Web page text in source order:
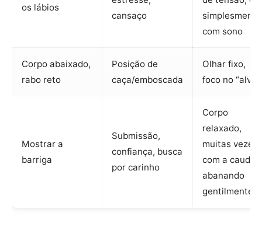
os lábios
cansaço
simplesmente
com sono
Corpo abaixado,
rabo reto
Posição de
caça/emboscada
Olhar fixo,
foco no “alvo”
Mostrar a
barriga
Submissão,
confiança, busca
por carinho
Corpo
relaxado,
muitas vezes
com a cauda
abanando
gentilmente